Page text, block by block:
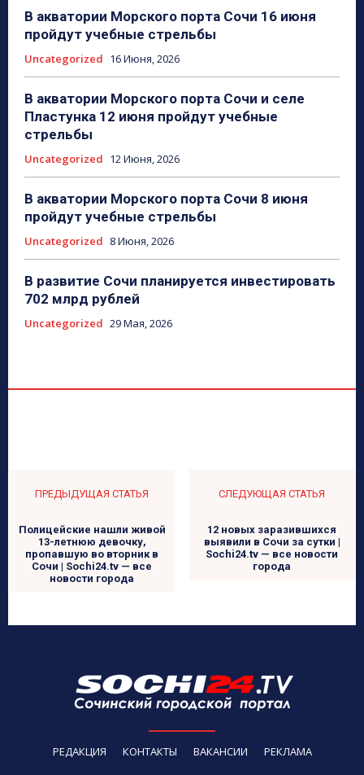
В акватории Морского порта Сочи 16 июня
пройдут учебные стрельбы
Uncategorized 16 Июня, 2026
В акватории Морского порта Сочи и селе
Пластунка 12 июня пройдут учебные
стрельбы
Uncategorized 12 Июня, 2026
В акватории Морского порта Сочи 8 июня
пройдут учебные стрельбы
Uncategorized 8 Июня, 2026
В развитие Сочи планируется инвестировать
702 млрд рублей
Uncategorized 29 Мая, 2026
ПРЕДЫДУЩАЯ СТАТЬЯ
Полицейские нашли живой
13-летнюю девочку,
пропавшую во вторник в
Сочи | Sochi24.tv — все
новости города
СЛЕДУЮЩАЯ СТАТЬЯ
12 новых заразившихся
выявили в Сочи за сутки |
Sochi24.tv — все новости
города
РЕДАКЦИЯ КОНТАКТЫ ВАКАНСИИ РЕКЛАМА